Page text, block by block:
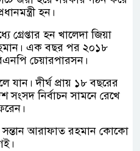
হন।
গ্রেপ্তার হন খালেদা জিয়া
এক বছর পর ২০১৮
চেয়ারপারসন।
যান। দীর্ঘ প্রায় ১৮ বছরের
সংসদ নির্বাচন সামনে রেখে
সন্তান আরাফাত রহমান কোকো